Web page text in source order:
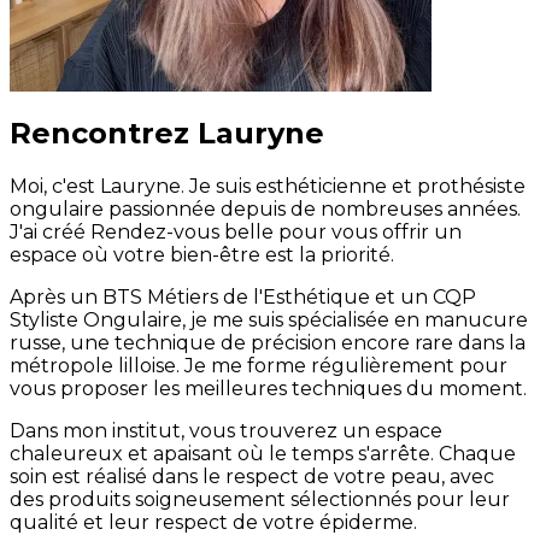
Rencontrez Lauryne
Moi, c'est Lauryne. Je suis esthéticienne et prothésiste
ongulaire passionnée depuis de nombreuses années.
J'ai créé Rendez-vous belle pour vous offrir un
espace où votre bien-être est la priorité.
Après un BTS Métiers de l'Esthétique et un CQP
Styliste Ongulaire, je me suis spécialisée en manucure
russe, une technique de précision encore rare dans la
métropole lilloise. Je me forme régulièrement pour
vous proposer les meilleures techniques du moment.
Dans mon institut, vous trouverez un espace
chaleureux et apaisant où le temps s'arrête. Chaque
soin est réalisé dans le respect de votre peau, avec
des produits soigneusement sélectionnés pour leur
qualité et leur respect de votre épiderme.